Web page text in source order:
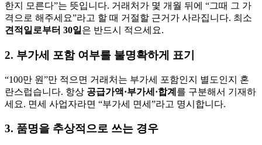
한지 모른다”는 뜻입니다. 거래처가 몇 개월 뒤에 “그때 그 가
격으로 해주세요”라고 할 때 거절할 근거가 사라집니다. 최소
견적일로부터 30일 은 반드시 적으세요.
2. 부가세 포함 여부를 불명확하게 표기
“100만 원”만 적으면 거래처는 부가세 포함인지 별도인지 혼
란스럽습니다. 항상 공급가액·부가세·합계 를 구분해서 기재하
세요. 면세 사업자라면 “부가세 면세”라고 명시합니다.
3. 품명을 추상적으로 쓰는 경우